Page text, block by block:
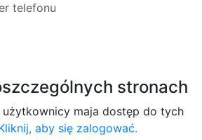
telefonu
stronach
maja dostęp do tych
aby się zalogować.